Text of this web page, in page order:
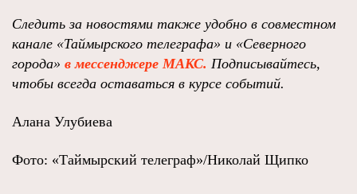
Следить за новостями также удобно в совместном
канале «Таймырского телеграфа» и «Северного
города» в мессенджере МАКС. Подписывайтесь,
чтобы всегда оставаться в курсе событий.
Алана Улубиева
Фото: «Таймырский телеграф»/Николай Щипко